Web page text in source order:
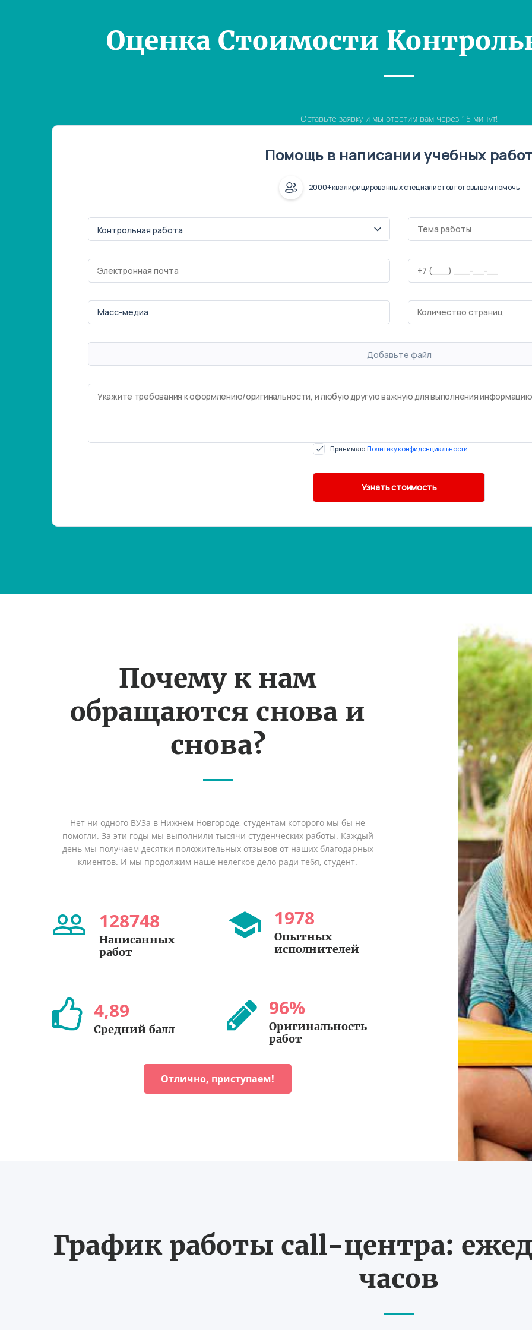
Оценка Стоимости
Оставьте заявку и мы ответим вам через 15 минут!
Помощь в написании учебных
2000+ квалифицированных специалистов готовы вам помочь
Добавьте файл
Принимаю Политику конфиденциальности
Почему к нам
обращаются снова и
снова?
Нет ни одного ВУЗа в Нижнем Новгороде, студентам которого мы бы не
помогли. За эти годы мы выполнили тысячи студенческих работы. Каждый
день мы получаем десятки положительных отзывов от наших благодарных
клиентов. И мы продолжим наше нелегкое дело ради тебя, студент.
128748
Написанных
работ
1978
Опытных
исполнителей
4,89
Средний балл
96%
Оригинальность
работ
Отлично, приступаем!
График работы call-центра:
часов